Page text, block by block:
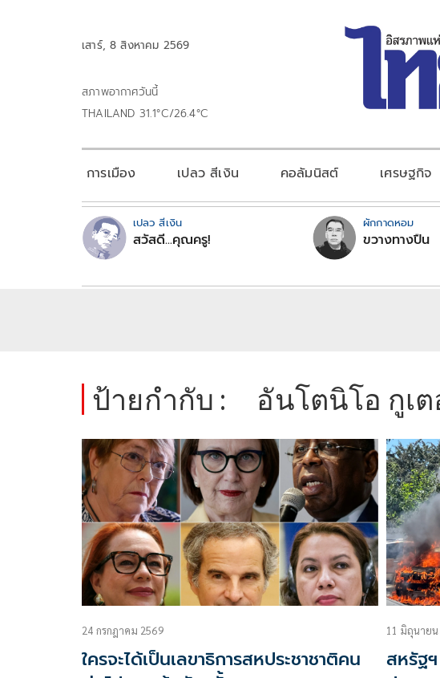
เสาร์, 8 สิงหาคม 2569
สภาพอากาศวันนี้
THAILAND 31.1°C/26.4°C
การเมือง เปลว สีเงิน คอลัมนิสต์ เศรษฐกิจ
เปลว สีเงิน
สวัสดี...คุณครู!
ผักกาดหอม
ขวางทางปืน
ป้ายกำกับ : อันโตนิโอ กูเต
24 กรกฎาคม 2569
ใครจะได้เป็นเลขาธิการสหประชาชาติคน
11 มิถุนายน
สหรัฐ